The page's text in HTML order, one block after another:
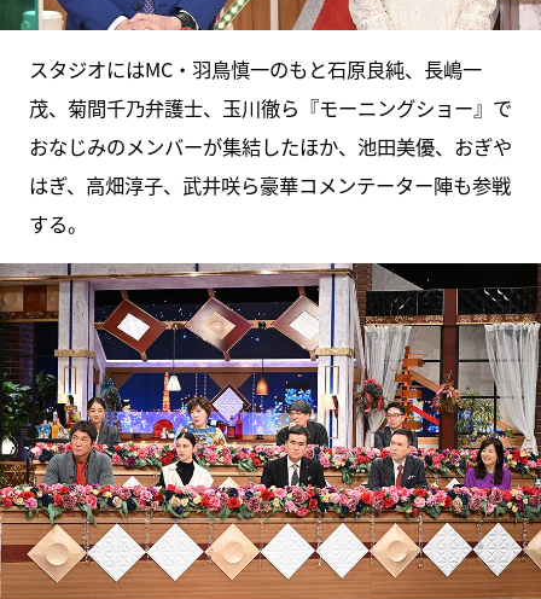
スタジオにはMC・羽鳥慎一のもと石原良純、長嶋一
茂、菊間千乃弁護士、玉川徹ら『モーニングショー』で
おなじみのメンバーが集結したほか、池田美優、おぎや
はぎ、高畑淳子、武井咲ら豪華コメンテーター陣も参戦
する。